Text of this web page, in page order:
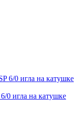
0 игла на катушке